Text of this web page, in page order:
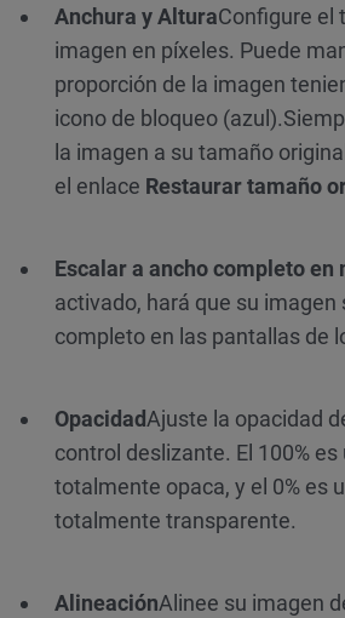
Anchura y AlturaConfigure el
imagen en píxeles. Puede
proporción de la imagen
icono de bloqueo (azul).
la imagen a su tamaño
el enlace Restaurar tamaño
Escalar a ancho completo en
activado, hará que su imagen
completo en las pantallas de
OpacidadAjuste la opacidad
control deslizante. El 100%
totalmente opaca, y el 0% es
totalmente transparente.
AlineaciónAlinee su imagen